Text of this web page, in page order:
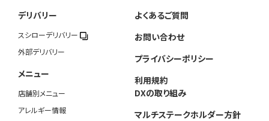
デリバリー
スシローデリバリー
外部デリバリー
メニュー
店舗別メニュー
アレルギー情報
よくあるご質問
お問い合わせ
プライバシーポリシー
利用規約
DXの取り組み
マルチステークホルダー方針